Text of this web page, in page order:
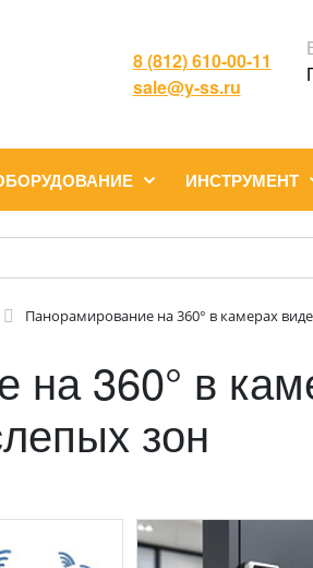
8 (812) 610-00-11
sale@y-ss.ru
ИНСТРУМЕНТ
Панорамирование на 360° в камерах
на 360° в
зон